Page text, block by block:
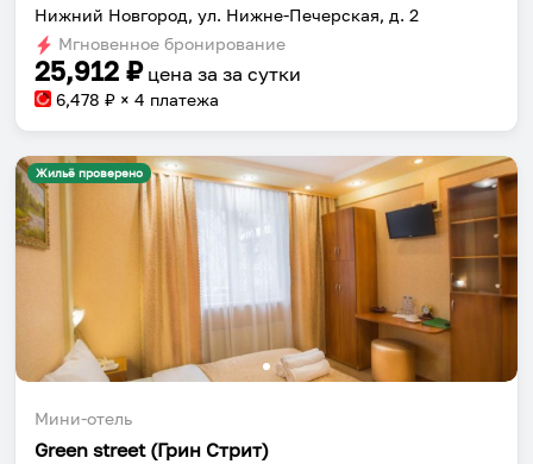
Нижний Новгород, ул. Нижне-Печерская, д. 2
Мгновенное бронирование
25,912 ₽ цена за за сутки
6,478 ₽ × 4 платежа
Жильё проверено
Мини-отель
Green street (Грин Стрит)